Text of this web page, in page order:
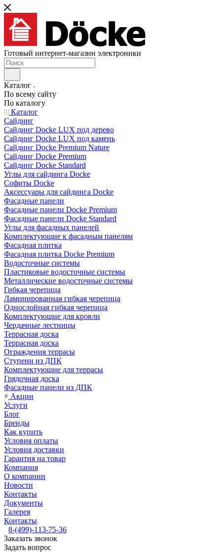
Готовый интернет-магазин электроники
Каталог
По всему сайту
По каталогу
Каталог
Сайдинг
Сайдинг Docke LUX под дерево
Сайдинг Docke LUX под камень
Сайдинг Docke Premium Nature
Сайдинг Docke Premium
Сайдинг Docke Standard
Углы для сайдинга Docke
Софиты Docke
Аксессуары для сайдинга Docke
Фасадные панели
Фасадные панели Docke Premium
Фасадные панели Docke Standard
Углы для фасадных панелей
Комплектующие к фасадным панелям
Фасадная плитка
Фасадная плитка Docke Premium
Водосточные системы
Пластиковые водосточные системы
Металлические водосточные системы
Гибкая черепица
Ламинированная гибкая черепица
Однослойная гибкая черепица
Комплектующие для кровли
Чердачные лестницы
Террасная доска
Террасная доска
Ограждения террасы
Ступени из ДПК
Комплектующие для террасы
Грядочная доска
Фасадные панели из ДПК
Акции
Услуги
Блог
Бренды
Как купить
Условия оплаты
Условия доставки
Гарантия на товар
Компания
О компании
Новости
Контакты
Документы
Галерея
Контакты
8-(499)-113-75-36
Заказать звонок
Задать вопрос